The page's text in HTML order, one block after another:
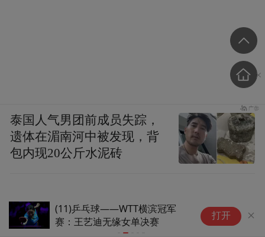
军
星舰第13次试飞上面级溅落后
保持完整，但马斯克称回收情况
不乐观
打开
泰国人气男团前成员失踪，
遗体在湄南河中被发现，背
包内现20公斤水泥砖